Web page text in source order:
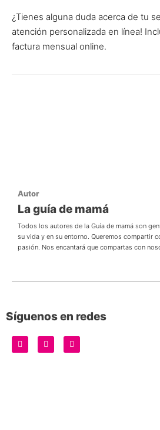
¿Tienes alguna duda acerca de tu
atención personalizada en línea!
factura mensual online.
Autor
La guía de mamá
Todos los autores de la Guía de mamá son
su vida y en su entorno. Queremos compartir
pasión. Nos encantará que compartas con
Síguenos en redes